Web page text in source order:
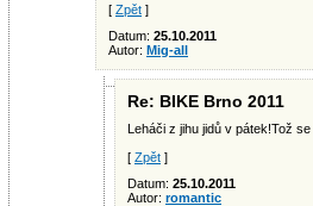
[ Zpět ]
Datum: 25.10.2011
Autor: Mig-all
Re: BIKE Brno 2011
Leháči z jihu jidů v pátek!Tož se
[ Zpět ]
Datum: 25.10.2011
Autor: romantic